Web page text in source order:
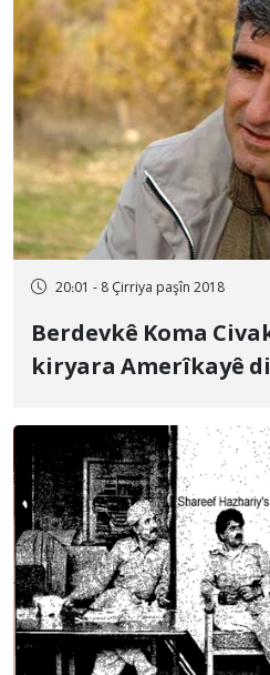
20:01 - 8 Çirriya paşîn 2018
Berdevkê Koma
kiryara Amerîkayê